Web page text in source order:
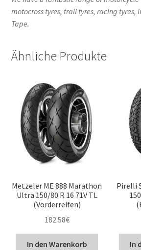
motocross tyres, trail tyres, racing tyres,
Tape.
Ähnliche Produkte
Metzeler ME 888 Marathon
Ultra 150/80 R 16 71V TL
(Vorderreifen)
182.58€
In den Warenkorb
Pirelli
In